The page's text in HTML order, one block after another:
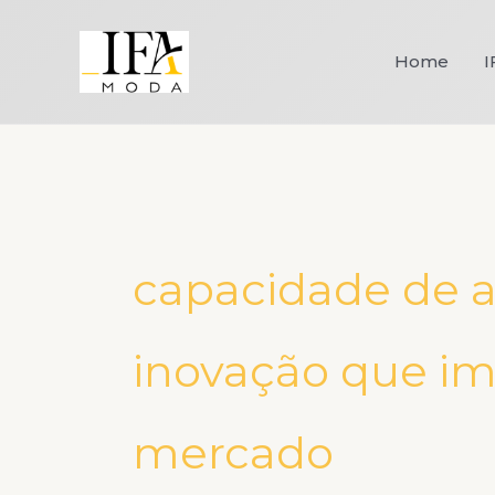
Home
capacidade de
inovação que
mercado